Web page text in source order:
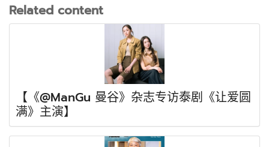
Related content
【《@ManGu 曼谷》杂志专访泰剧《让爱圆
满》主演】